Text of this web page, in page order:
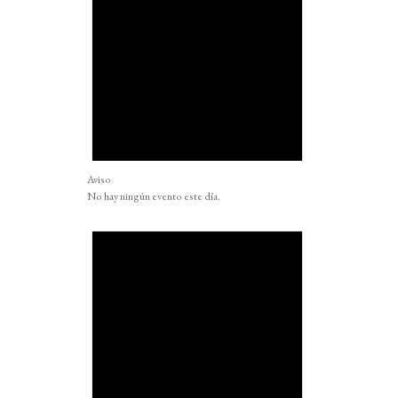
Aviso
No hay ningún evento este día.